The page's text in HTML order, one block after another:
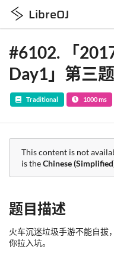
LibreOJ
#6102.
「
Day1」第三题
Traditional 1000 ms
This content is not
is theChinese
题目描述
火车沉迷垃圾手游不能自拔
你拉入坑。